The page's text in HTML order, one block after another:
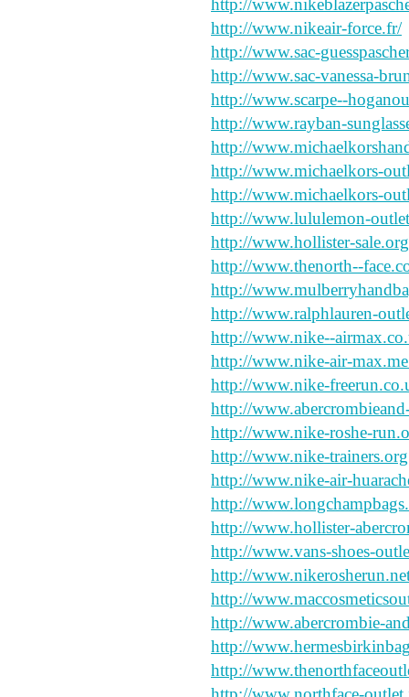
http://
http://www.nikeair-force.fr/
http://www.sac-
http://www.sac-vanessa-
http://www.scarpe--
http://www.rayban-
http://
http://www.michaelkors-
http://www.michaelkors-
http://www.lululemon-
http://www.hollister-
http://www.thenorth--
http://
http://www.ralphlauren-
http://www.nike--
http://www.nike-air-
http://www.nike-
http://
http://www.nike-roshe-
http://www.nike-
http://www.nike-air-
http://
http://www.hollister-
http://www.vans-shoes-
http://
http://
http://www.abercrombie-
http://
http://